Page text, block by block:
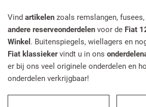
Vind artikelen zoals remslangen,
andere reserveonderdelen voor de Fiat
Winkel . Buitenspiegels, wiellagers en
Fiat klassiekervindt u in ons
er bij ons veel originele onderdelen en
onderdelen verkrijgbaar!